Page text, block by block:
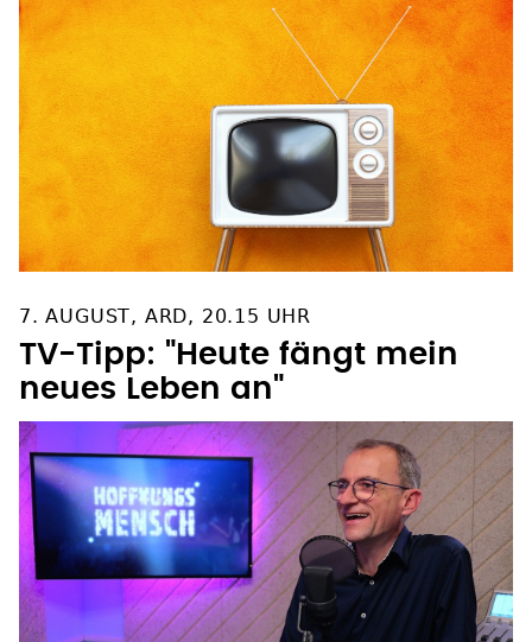
7. AUGUST, ARD, 20.15 UHR
TV-Tipp: "Heute fängt mein
neues Leben an"